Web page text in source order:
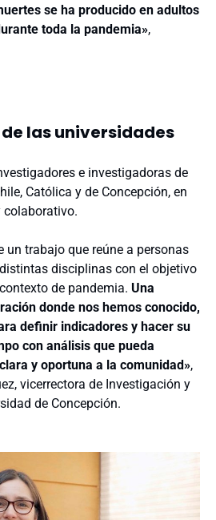
se ha producido en adultos
toda la pandemia»,
las universidades
e investigadoras de
Católica y de Concepción, en
colaborativo.
un trabajo que reúne a personas
disciplinas con el objetivo
de pandemia. Una
donde nos hemos conocido,
definir indicadores y hacer su
con análisis que pueda
y oportuna a la comunidad»,
vicerrectora de Investigación y
de Concepción.